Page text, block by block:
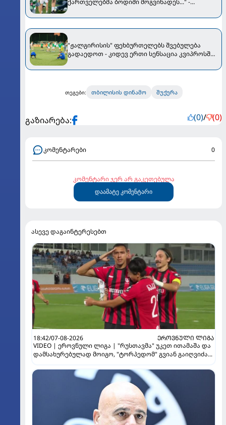
ავრცელებს
"ჟალგირისის" ფეხბურთელებს შვებულება
გადაედოთ - კიდევ ერთი სენსაცია კვიპროსში
თეგები: თბილისის დინამო შუქურა
გაზიარება: (0)/ (0)
კომენტარები 0
კომენტარი ჯერ არ გაკეთებულა
დაამატე კომენტარი
ასევე დაგაინტერესებთ
18:42/07-08-2026
ᲔᲠᲝᲕᲜᲣᲚᲘ ᲚᲘᲒᲐ
VIDEO | ეროვნული ლიგა | "რუსთავმა" უკეთ ითამაშა და
დამსახურებულად მოიგო, "ტორპედომ" გვიან გაიღვიძა...